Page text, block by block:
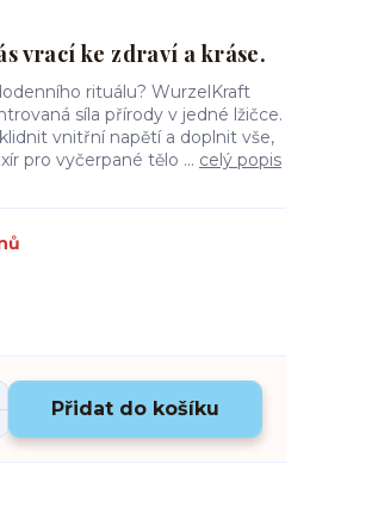
vrací ke zdraví a kráse.
rituálu? WurzelKraft
síla přírody v jedné lžičce.
vnitřní napětí a doplnit vše,
pro vyčerpané tělo ... celý popis
Přidat do košíku